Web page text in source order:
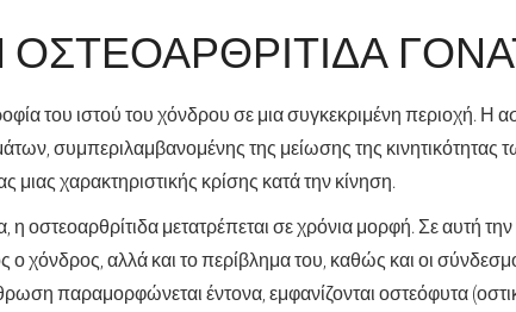
ΟΣΤΕΟΑΡΘΡΊΤΙΔΑ
του ιστού του χόνδρου σε μια συγκεκριμένη περιοχή. Η
συμπεριλαμβανομένης της μείωσης της
μιας χαρακτηριστικής κρίσης κατά την κίνηση.
οστεοαρθρίτιδα μετατρέπεται σε χρόνια μορφή. Σε αυτή
ο χόνδρος, αλλά και το περίβλημα του, καθώς και οι
παραμορφώνεται έντονα, εμφανίζονται οστεόφυτα